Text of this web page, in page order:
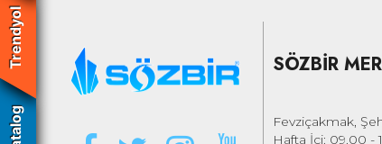
Trendyol SÖZBİR
Fevziçakmak,
Hafta İçi: 09.00 -